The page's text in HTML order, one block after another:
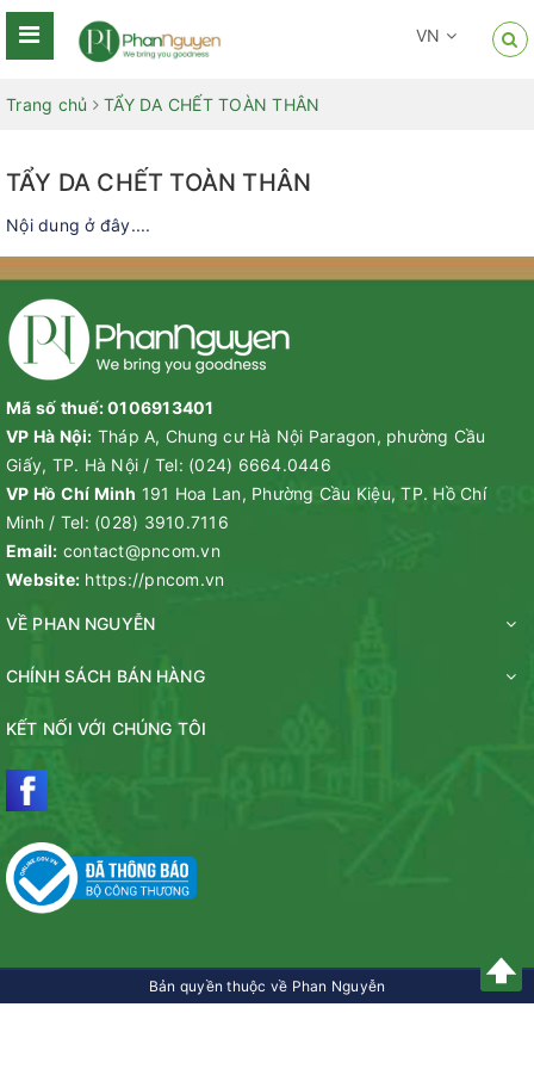
VN
Trang chủ TẨY DA CHẾT TOÀN THÂN
TẨY DA CHẾT TOÀN THÂN
Nội dung ở đây....
Mã số thuế: 0106913401
VP Hà Nội: Tháp A, Chung cư Hà Nội Paragon, phường Cầu
Giấy, TP. Hà Nội / Tel: (024) 6664.0446
VP Hồ Chí Minh 191 Hoa Lan, Phường Cầu Kiệu, TP. Hồ Chí
Minh / Tel: (028) 3910.7116
Email: contact@pncom.vn
Website: https://pncom.vn
VỀ PHAN NGUYỄN
CHÍNH SÁCH BÁN HÀNG
KẾT NỐI VỚI CHÚNG TÔI
Bản quyền thuộc về Phan Nguyễn